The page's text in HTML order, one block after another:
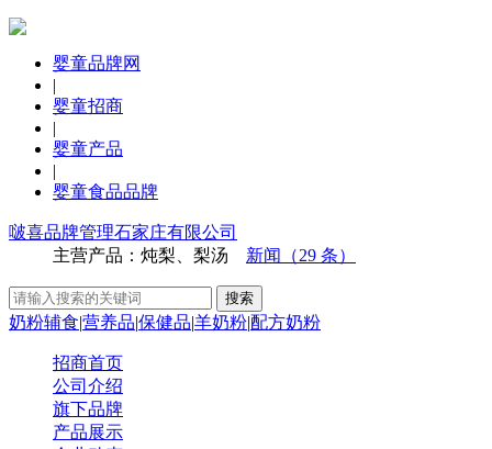
婴童品牌网
|
婴童招商
|
婴童产品
|
婴童食品品牌
啵喜品牌管理石家庄有限公司
主营产品：炖梨、梨汤 新闻（29 条）
奶粉辅食|营养品|保健品|羊奶粉|配方奶粉
招商首页
公司介绍
旗下品牌
产品展示